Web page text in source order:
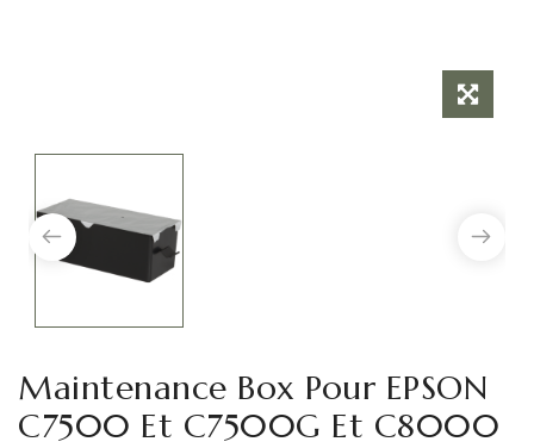
Maintenance Box Pour EPSON
C7500 Et C7500G Et C8000